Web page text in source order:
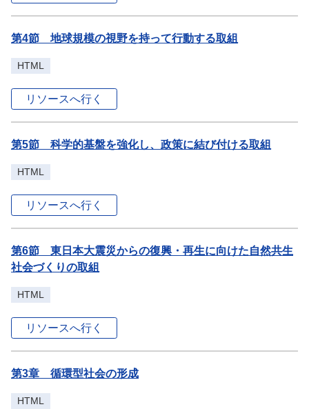
第4節 地球規模の視野を持って行動する取組
HTML
リソースへ行く
第5節 科学的基盤を強化し、政策に結び付ける取組
HTML
リソースへ行く
第6節 東日本大震災からの復興・再生に向けた自然共生
社会づくりの取組
HTML
リソースへ行く
第3章 循環型社会の形成
HTML